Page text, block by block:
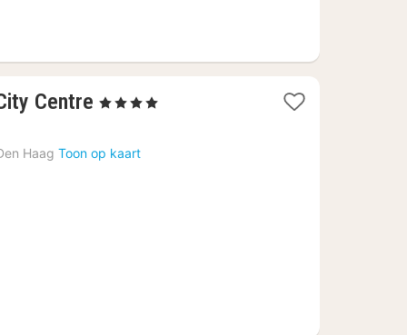
Centre 1
vanaf
€
, 4 Sterren
Haag Toon op kaart